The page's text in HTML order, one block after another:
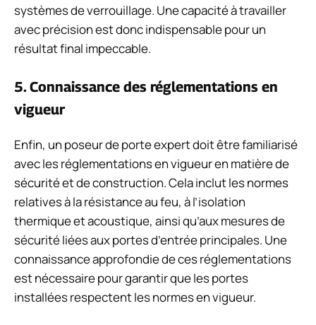
systèmes de verrouillage. Une capacité à travailler
avec précision est donc indispensable pour un
résultat final impeccable.
5. Connaissance des réglementations en
vigueur
Enfin, un poseur de porte expert doit être familiarisé
avec les réglementations en vigueur en matière de
sécurité et de construction. Cela inclut les normes
relatives à la résistance au feu, à l’isolation
thermique et acoustique, ainsi qu’aux mesures de
sécurité liées aux portes d’entrée principales. Une
connaissance approfondie de ces réglementations
est nécessaire pour garantir que les portes
installées respectent les normes en vigueur.